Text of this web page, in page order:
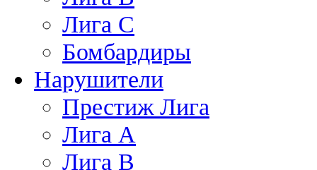
Лига С
Бомбардиры
Нарушители
Престиж Лига
Лига А
Лига В